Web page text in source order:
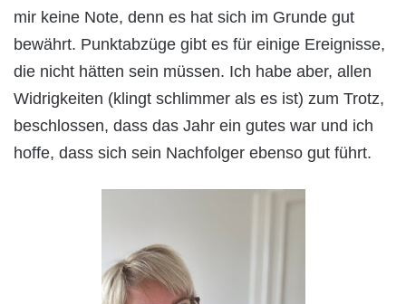
mir keine Note, denn es hat sich im Grunde gut
bewährt. Punktabzüge gibt es für einige Ereignisse,
die nicht hätten sein müssen. Ich habe aber, allen
Widrigkeiten (klingt schlimmer als es ist) zum Trotz,
beschlossen, dass das Jahr ein gutes war und ich
hoffe, dass sich sein Nachfolger ebenso gut führt.